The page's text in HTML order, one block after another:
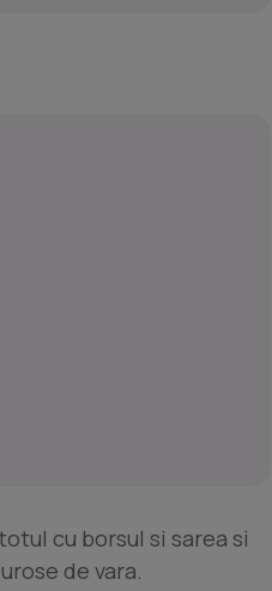
cu borsul si sarea si
de vara.